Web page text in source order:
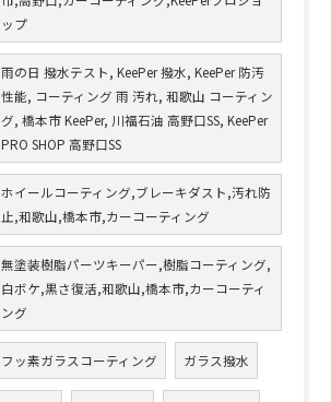
ップ
雨の日 撥水テスト, KeePer 撥水, KeePer 防汚
性能, コーティング 雨 汚れ, 和歌山 コーティン
グ, 橋本市 KeePer, 川福石油 高野口SS, KeePer
PRO SHOP 高野口SS
ホイールコーティング,ブレーキダスト,汚れ防
止,和歌山,橋本市,カーコーティング
無塗装樹脂パーツキーパー,樹脂コーティング,
白ボケ,黒さ復活,和歌山,橋本市,カーコーティ
ング
フッ素ガラスコーティング ガラス撥水